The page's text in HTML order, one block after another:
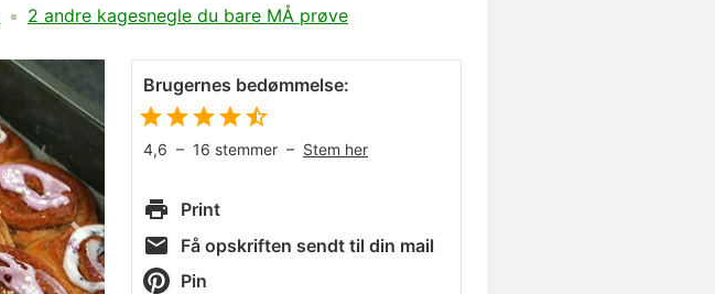
2 andre kagesnegle du bare MÅ prøve
Brugernes bedømmelse:
4,6 – 16 stemmer – Stem her
Print
Få opskriften sendt til din mail
Pin